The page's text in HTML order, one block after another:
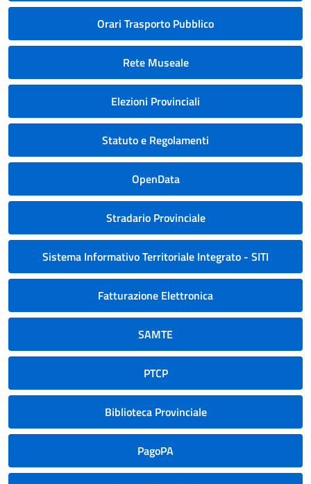
Orari Trasporto Pubblico
Rete Museale
Elezioni Provinciali
Statuto e Regolamenti
OpenData
Stradario Provinciale
Sistema Informativo Territoriale Integrato - SITI
Fatturazione Elettronica
SAMTE
PTCP
Biblioteca Provinciale
PagoPA